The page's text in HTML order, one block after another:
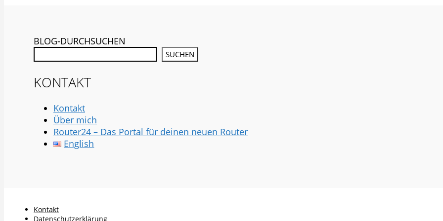
BLOG-DURCHSUCHEN
SUCHEN
KONTAKT
Kontakt
Über mich
Router24 – Das Portal für deinen neuen Router
English
Kontakt
Datenschutzerklärung